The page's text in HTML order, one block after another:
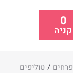
0
פרחים / טוליפים